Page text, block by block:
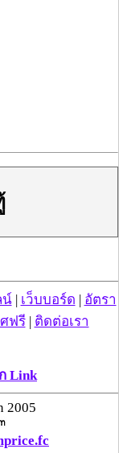
น์| เว็บบอร์ด | อัตรา
ฟรี| ติดต่อเรา
Link
2005